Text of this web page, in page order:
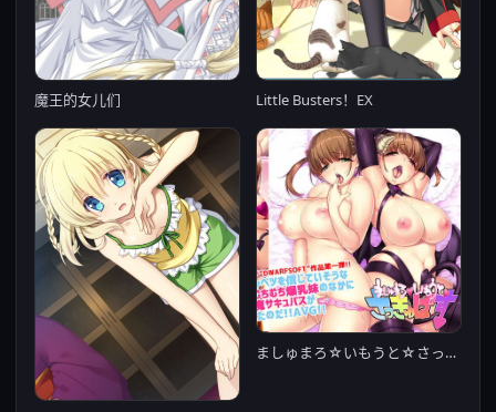
魔王的女儿们 Little Busters！EX
ましゅまろ☆いもうと☆さっきゅばす☆